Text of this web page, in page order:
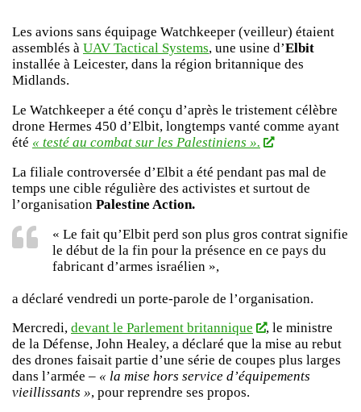
Les avions sans équipage Watchkeeper (veilleur) étaient
assemblés à UAV Tactical Systems, une usine d’Elbit
installée à Leicester, dans la région britannique des
Midlands.
Le Watchkeeper a été conçu d’après le tristement célèbre
drone Hermes 450 d’Elbit, longtemps vanté comme ayant
été « testé au combat sur les Palestiniens ».
La filiale controversée d’Elbit a été pendant pas mal de
temps une cible régulière des activistes et surtout de
l’organisation Palestine Action.
« Le fait qu’Elbit perd son plus gros contrat signifie
le début de la fin pour la présence en ce pays du
fabricant d’armes israélien »,
a déclaré vendredi un porte-parole de l’organisation.
Mercredi, devant le Parlement britannique
, le ministre
de la Défense, John Healey, a déclaré que la mise au rebut
des drones faisait partie d’une série de coupes plus larges
dans l’armée – « la mise hors service d’équipements
vieillissants », pour reprendre ses propos.